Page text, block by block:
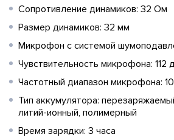
Сопротивление динамиков: 32 Ом
Размер динамиков: 32 мм
Микрофон с системой
Чувствительность микрофона: 112
Частотный диапазон микрофона:
Тип аккумулятора:
литий-ионный, полимерный
Время зарядки: 3 часа